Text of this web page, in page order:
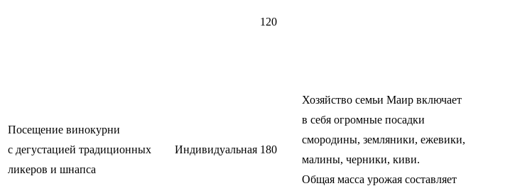
120
Посещение винокурни
с дегустацией традиционных
ликеров и шнапса
Индивидуальная 180
Хозяйство семьи Маир включает
в себя огромные посадки
смородины, земляники, ежевики,
малины, черники, киви.
Общая масса урожая составляет